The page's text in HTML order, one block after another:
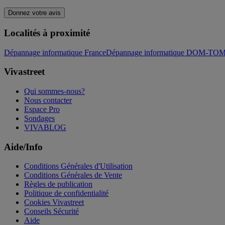
Donnez votre avis
Localités à proximité
Dépannage informatique FranceDépannage informatique DOM-
Vivastreet
Qui sommes-nous?
Nous contacter
Espace Pro
Sondages
VIVABLOG
Aide/Info
Conditions Générales d'Utilisation
Conditions Générales de Vente
Règles de publication
Politique de confidentialité
Cookies Vivastreet
Conseils Sécurité
Aide